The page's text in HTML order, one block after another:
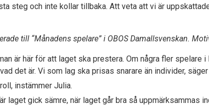
steg och inte kollar tillbaka. Att veta att vi är
till “Månadens spelare” i OBOS Damallsvenskan.
är här för att laget ska prestera. Om några fler spelare
det är. Vi som lag ska prisas snarare än individer, säger
instämmer Julia.
laget gick sämre, när laget går bra så uppmärksammas